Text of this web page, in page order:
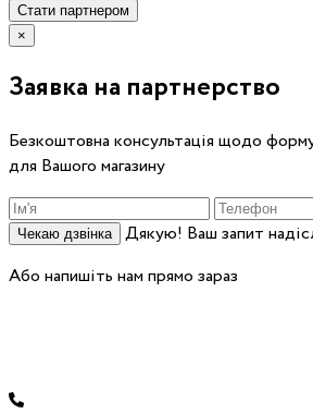
Стати партнером
×
Заявка на партнерство
Безкоштовна консультація щодо
для Вашого магазину
Чекаю дзвінка
Дякую! Ваш запит
Або напишіть нам прямо зараз